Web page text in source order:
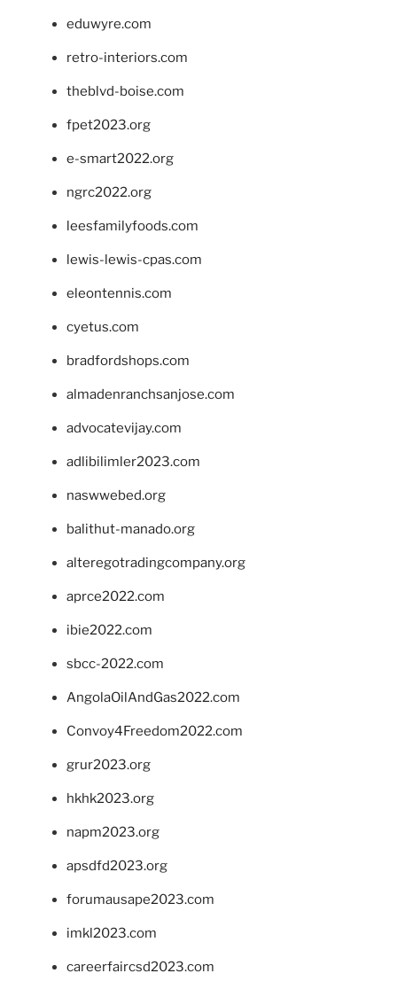
eduwyre.com
retro-interiors.com
theblvd-boise.com
fpet2023.org
e-smart2022.org
ngrc2022.org
leesfamilyfoods.com
lewis-lewis-cpas.com
eleontennis.com
cyetus.com
bradfordshops.com
almadenranchsanjose.com
advocatevijay.com
adlibilimler2023.com
naswwebed.org
balithut-manado.org
alteregotradingcompany.org
aprce2022.com
ibie2022.com
sbcc-2022.com
AngolaOilAndGas2022.com
Convoy4Freedom2022.com
grur2023.org
hkhk2023.org
napm2023.org
apsdfd2023.org
forumausape2023.com
imkl2023.com
careerfaircsd2023.com